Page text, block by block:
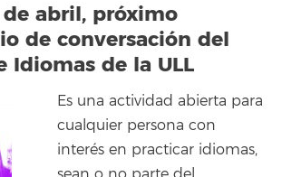
abril, próximo
de conversación del
Idiomas de la ULL
Es una actividad abierta para
cualquier persona con
interés en practicar idiomas,